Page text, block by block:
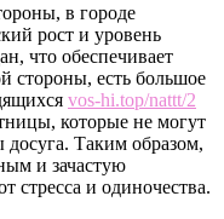
в городе
рост и уровень
что обеспечивает
стороны, есть большое
vos-hi.top/nattt/2
которые не могут
Таким образом,
и зачастую
стресса и одиночества.